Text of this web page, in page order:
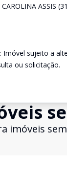
ASSIS
Imóvel sujeito a
ou solicitação.
imóveis